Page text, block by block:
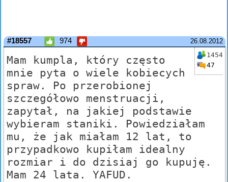
26.08.2012
#18557 974
1454
47
Mam kumpla, który często
mnie pyta o wiele kobiecych
spraw. Po przerobionej
szczegółowo menstruacji,
zapytał, na jakiej podstawie
wybieram staniki. Powiedziałam
mu, że jak miałam 12 lat, to
przypadkowo kupiłam idealny
rozmiar i do dzisiaj go kupuję.
Mam 24 lata. YAFUD.